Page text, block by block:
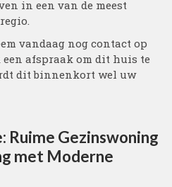
in een van de meest
vandaag nog contact op
een afspraak om dit huis te
dit binnenkort wel uw
Ruime Gezinswoning
met Moderne